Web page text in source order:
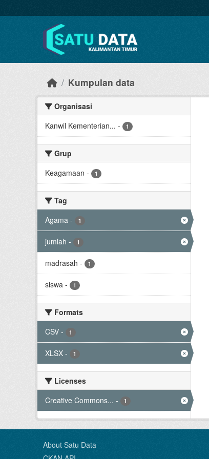
Kumpulan data
Organisasi
Kanwil Kementerian... - 1
Grup
Keagamaan - 1
Tag
Agama - 1
jumlah - 1
madrasah - 1
siswa - 1
Formats
CSV - 1
XLSX - 1
Licenses
Creative Commons... - 1
About Satu Data